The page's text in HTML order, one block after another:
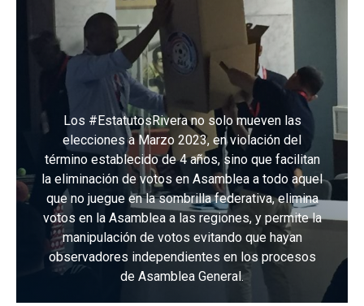
Los #EstatutosRivera no solo mueven las
elecciones a Marzo 2023, en violación del
término establecido de 4 años, sino que facilitan
la eliminación de votos en Asamblea a todo aquel
que no juegue en la sombrilla federativa, elimina
votos en la Asamblea a las regiones, y permite la
manipulación de votos evitando que hayan
observadores independientes en los procesos
de Asamblea General.